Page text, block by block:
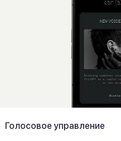
Голосовое управление